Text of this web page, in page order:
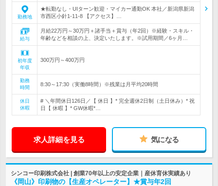
勤務地
★転勤なし・UIターン歓迎・マイカー通勤OK 本社／新潟県新潟
市西区小針1-11-8 【アクセス】…
給与
月給22万円～30万円＋諸手当＋賞与（年2回）※経験・スキル・
年齢などを相談の上、決定いたします。※試用期間／6ヶ月…
初年度
年収
300万円～400万円
勤務
時間
8:30～17:30（実働8時間）※残業は月平均20時間
休日
休暇
# ＼年間休日126日／【 休日 】* 完全週休2日制（土日休み）* 祝
日【 休暇 】* GW休暇*…
求人詳細を見る 気になる
シンコー印刷株式会社 | 創業70年以上の安定企業｜産休育休実績あり
《岡山》印刷物の【生産オペレーター】★賞与年2回